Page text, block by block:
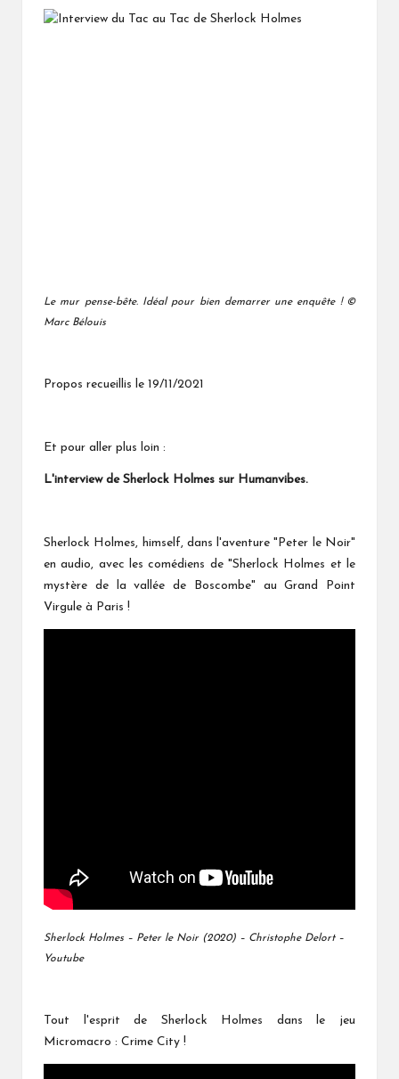
Le mur pense-bête. Idéal pour bien demarrer une enquête ! ©
Marc Bélouis
Propos recueillis le 19/11/2021
Et pour aller plus loin :
L'interview de Sherlock Holmes sur Humanvibes.
Sherlock Holmes, himself, dans l'aventure "Peter le Noir"
en audio, avec les comédiens de "Sherlock Holmes et le
mystère de la vallée de Boscombe" au Grand Point
Virgule à Paris !
Sherlock Holmes – Peter le Noir (2020) – Christophe Delort –
Youtube
Tout l'esprit de Sherlock Holmes dans le jeu
Micromacro : Crime City !